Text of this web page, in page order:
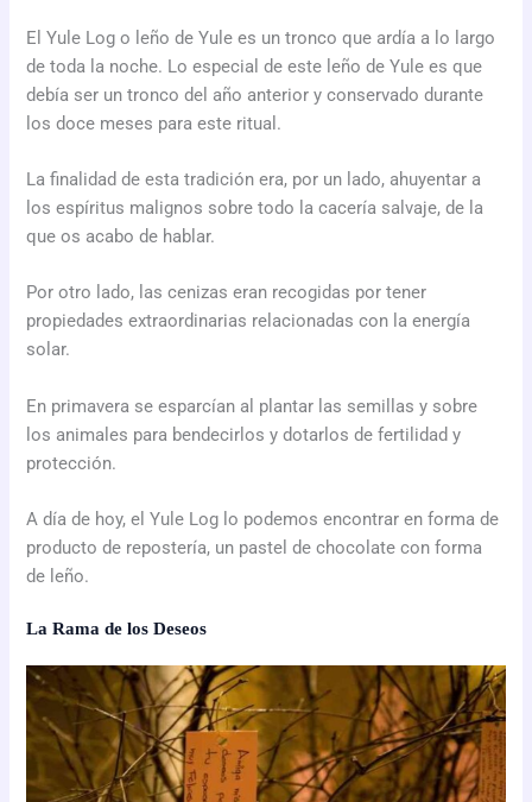
El Yule Log o leño de Yule es un tronco que ardía a lo largo
de toda la noche. Lo especial de este leño de Yule es que
debía ser un tronco del año anterior y conservado durante
los doce meses para este ritual.
La finalidad de esta tradición era, por un lado, ahuyentar a
los espíritus malignos sobre todo la cacería salvaje, de la
que os acabo de hablar.
Por otro lado, las cenizas eran recogidas por tener
propiedades extraordinarias relacionadas con la energía
solar.
En primavera se esparcían al plantar las semillas y sobre
los animales para bendecirlos y dotarlos de fertilidad y
protección.
A día de hoy, el Yule Log lo podemos encontrar en forma de
producto de repostería, un pastel de chocolate con forma
de leño.
La Rama de los Deseos